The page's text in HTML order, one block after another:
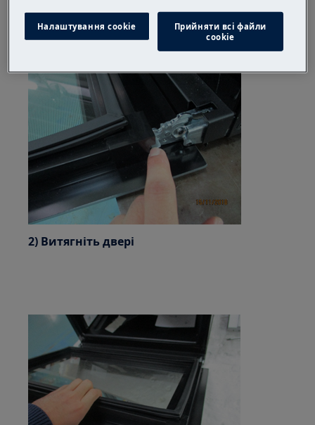
2) Витягніть двері
Налаштування cookie
Прийняти всі файли
сookie